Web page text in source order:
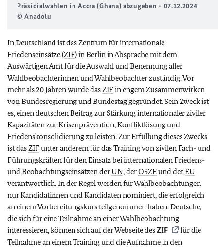
Präsidialwahlen in Accra (Ghana) abzugeben - 07.12.2024
© Anadolu
In Deutschland ist das Zentrum für internationale
Friedenseinsätze (ZIF) in Berlin in Absprache mit dem
Auswärtigen Amt für die Auswahl und Benennung aller
Wahlbeobachterinnen und Wahlbeobachter zuständig. Vor
mehr als 20 Jahren wurde dasZIFin engem Zusammenwirken
von Bundesregierung und Bundestag gegründet. Sein Zweck ist
es, einen deutschen Beitrag zur Stärkung internationaler ziviler
Kapazitäten zur Krisenprävention, Konfliktlösung und
Friedenskonsolidierung zu leisten. Zur Erfüllung dieses Zwecks
ist dasZIFunter anderem für das Training von zivilen Fach- und
Führungskräften für den Einsatz bei internationalen Friedens-
und Beobachtungseinsätzen derUN, derOSZEund derEU
verantwortlich. In der Regel werden für Wahlbeobachtungen
nur Kandidatinnen und Kandidaten nominiert, die erfolgreich
an einem Vorbereitungskurs teilgenommen haben. Deutsche,
die sich für eine Teilnahme an einer Wahlbeobachtung
interessieren, können sich auf der Webseite desZIF
für die
Teilnahme an einem Training und die Aufnahme in den